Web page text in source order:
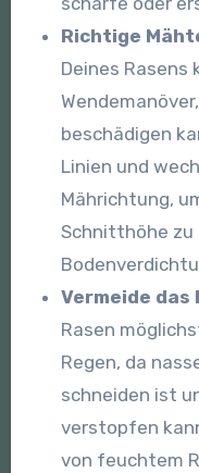
Richtige
Deines Rasens
beschädigen
Linien und
Mährichtung,
Schnitthöhe zu
Vermeide das
Rasen
Regen, da
schneiden ist
verstopfen
von feuchtem